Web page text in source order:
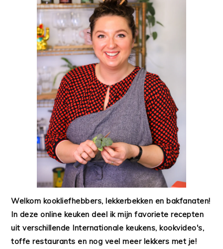
Welkom kookliefhebbers, lekkerbekken en bakfanaten!
In deze online keuken deel ik mijn favoriete recepten
uit verschillende Internationale keukens, kookvideo's,
toffe restaurants en nog veel meer lekkers met je!